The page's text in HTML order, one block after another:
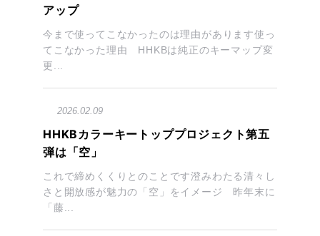
アップ
今まで使ってこなかったのは理由があります使っ
てこなかった理由 HHKBは純正のキーマップ変
更...
2026.02.09
HHKBカラーキートッププロジェクト第五
弾は「空」
これで締めくくりとのことです澄みわたる清々し
さと開放感が魅力の「空」をイメージ 昨年末に
「藤...